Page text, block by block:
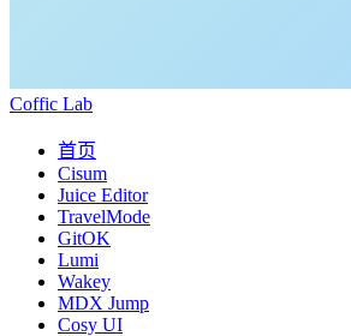
Coffic Lab
首页
Cisum
Juice Editor
TravelMode
GitOK
Lumi
Wakey
MDX Jump
Cosy UI